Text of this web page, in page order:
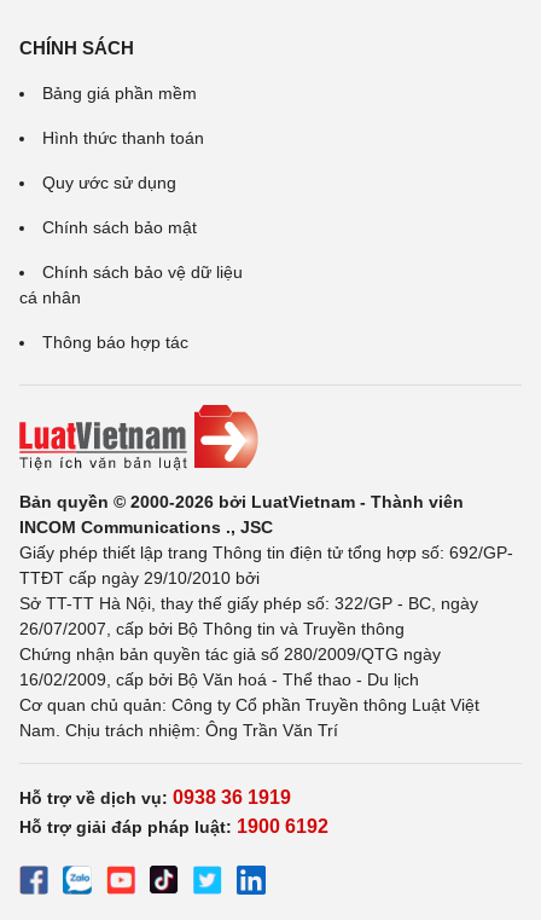
CHÍNH SÁCH
Bảng giá phần mềm
Hình thức thanh toán
Quy ước sử dụng
Chính sách bảo mật
Chính sách bảo vệ dữ liệu
cá nhân
Thông báo hợp tác
Bản quyền © 2000-2026 bởi LuatVietnam - Thành viên
INCOM Communications ., JSC
Giấy phép thiết lập trang Thông tin điện tử tổng hợp số: 692/GP-
TTĐT cấp ngày 29/10/2010 bởi
Sở TT-TT Hà Nội, thay thế giấy phép số: 322/GP - BC, ngày
26/07/2007, cấp bởi Bộ Thông tin và Truyền thông
Chứng nhận bản quyền tác giả số 280/2009/QTG ngày
16/02/2009, cấp bởi Bộ Văn hoá - Thể thao - Du lịch
Cơ quan chủ quản: Công ty Cổ phần Truyền thông Luật Việt
Nam. Chịu trách nhiệm: Ông Trần Văn Trí
Hỗ trợ về dịch vụ: 0938 36 1919
Hỗ trợ giải đáp pháp luật: 1900 6192